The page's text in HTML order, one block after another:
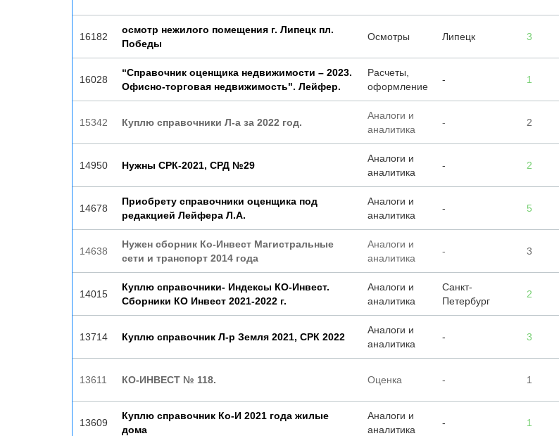
16182
осмотр нежилого помещения г. Липецк пл.
Победы
Осмотры Липецк 3
16028
“Справочник оценщика недвижимости – 2023.
Офисно-торговая недвижимость". Лейфер.
Расчеты,
оформление
- 1
15342 Куплю справочники Л-а за 2022 год.
Аналоги и
аналитика
- 2
14950 Нужны СРК-2021, СРД №29
Аналоги и
аналитика
- 2
14678
Приобрету справочники оценщика под
редакцией Лейфера Л.А.
Аналоги и
аналитика
- 5
14638
Нужен сборник Ко-Инвест Магистральные
сети и транспорт 2014 года
Аналоги и
аналитика
- 3
14015
Куплю справочники- Индексы КО-Инвест.
Сборники КО Инвест 2021-2022 г.
Аналоги и
аналитика
Санкт-
Петербург
2
13714 Куплю справочник Л-р Земля 2021, СРК 2022
Аналоги и
аналитика
- 3
13611 КО-ИНВЕСТ № 118. Оценка - 1
13609
Куплю справочник Ко-И 2021 года жилые
дома
Аналоги и
аналитика
- 1